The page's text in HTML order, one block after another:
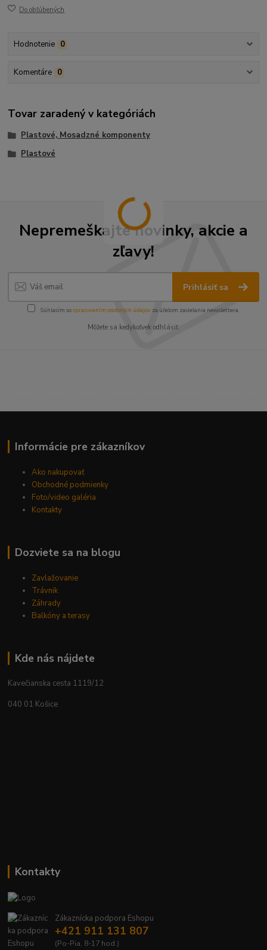
Do obľúbených
Hodnotenie 0
Komentáre 0
Tovar zaradený v kategóriách
Plastové, Mosadzné komponenty
Plastové
Nepremeškajte novinky, akcie a
zľavy!
Prihlásiť sa
Súhlasím sospracovaním osobných údajov za účelom zasielania newslettera.
Môžete sa kedykoľvek odhlásiť.
Informácie pre zákazníkov
Ako nakupovať
Obchodné podmienky
Foto/video galéria
Kontakty
Dozviete sa na blogu
Zavlažovanie
Trávnik
Záhrady
Balkóny a terasy
Kde nás nájdete
Kavečianska cesta 1119/12
040 01 Košice
Kontakty
Zákaznícka podpora Eshopu
+421 911 131 807
(Po-Pia, 8-17 hod.)